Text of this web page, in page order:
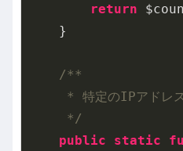
return
    }
/**
* 特定のIPアドレ
     */
public
static